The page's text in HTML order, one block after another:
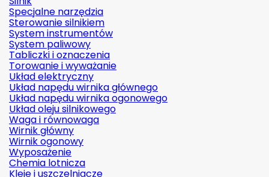
Specjalne narzędzia
Sterowanie silnikiem
System instrumentów
System paliwowy
Tabliczki i oznaczenia
Torowanie i wyważanie
Układ elektryczny
Układ napędu wirnika głównego
Układ napędu wirnika ogonowego
Układ oleju silnikowego
Waga i równowaga
Wirnik główny
Wirnik ogonowy
Wyposażenie
Chemia lotnicza
Kleje i uszczelniacze